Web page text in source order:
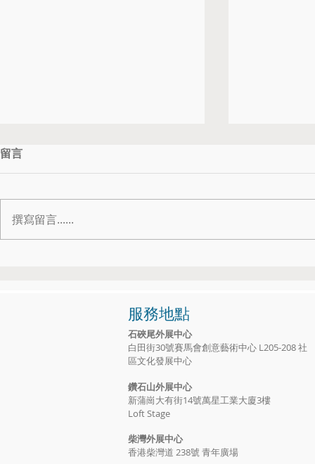
留言
撰寫留言......
服務地點
石硤尾外展中心
白田街30號賽馬會創意藝術中心 L205-208 社
區文化發展中心
鑽石山外展中心
新蒲崗大有街14號萬星工業大廈3樓
Loft Stage
​柴灣外展中心
香港柴灣道 238號 青年廣場